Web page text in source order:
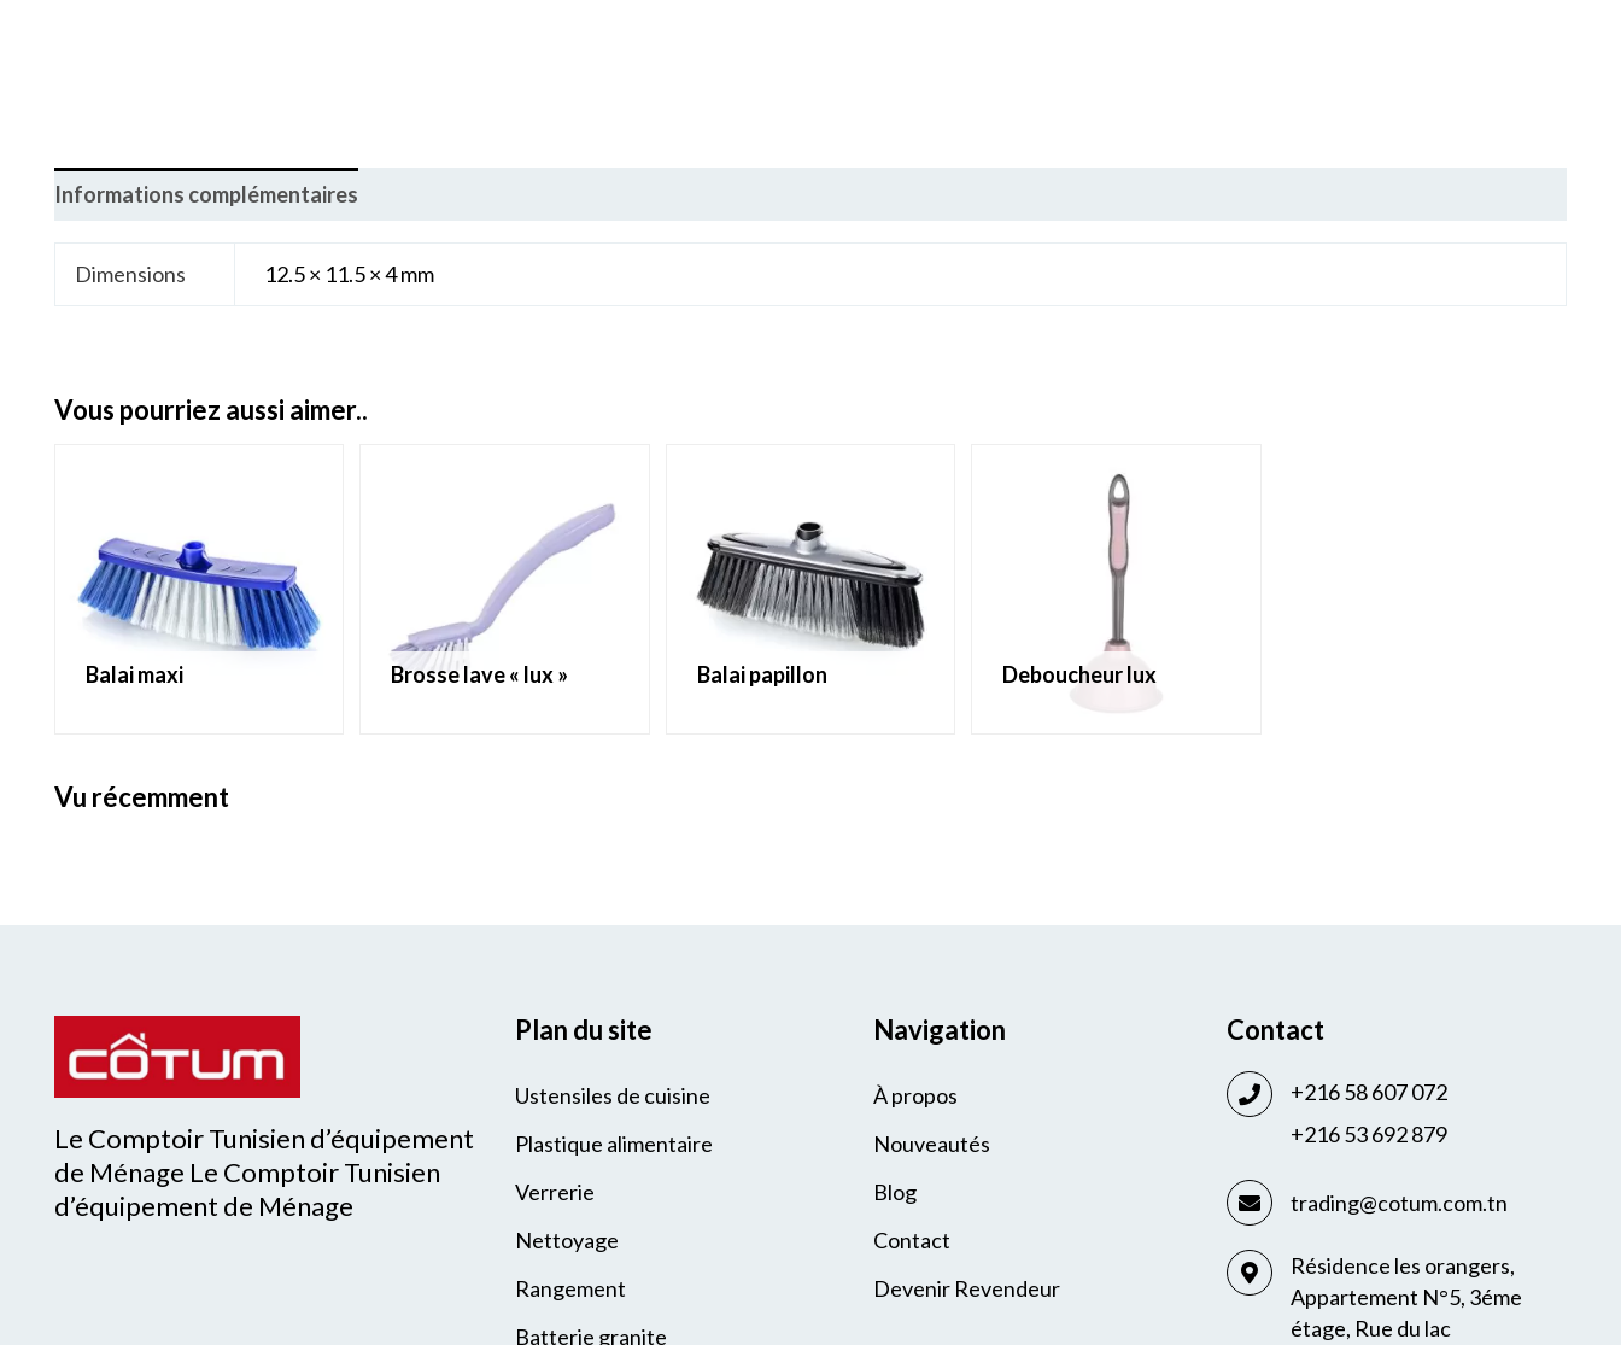
Informations complémentaires
Dimensions 12.5 × 11.5 × 4 mm
vous pourriez aussi aimer..
balai maxi brosse lave « lux » balai papillon deboucheur lux
vu récemment
Le Comptoir Tunisien d’équipement
de Ménage Le Comptoir Tunisien
d’équipement de Ménage
Plan du site
Ustensiles de cuisine
Plastique alimentaire
Verrerie
Nettoyage
Rangement
Batterie granite
Navigation
À propos
Nouveautés
Blog
Contact
Devenir Revendeur
Contact
+216 58 607 072
+216 53 692 879
trading@cotum.com.tn
Résidence les orangers,
Appartement N°5, 3éme
étage, Rue du lac